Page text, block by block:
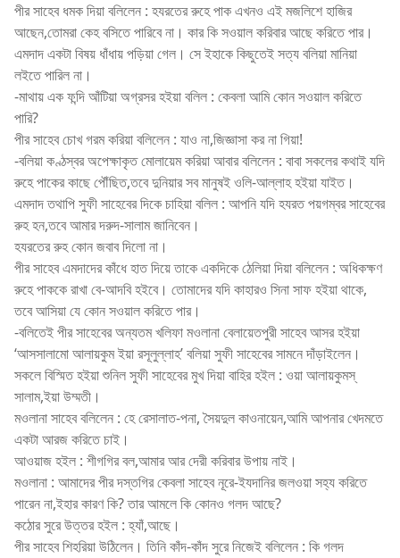
পীর সাহেব ধমক দিয়া বলিলেন : হযরতের রুহে পাক এখনও এই মজলিশে হাজির
আছেন,তোমরা কেহ বসিতে পারিবে না। কার কি সওয়াল করিবার আছে করিতে পার।
এমদাদ একটা বিষয় ধাঁধায় পড়িয়া গেল। সে ইহাকে কিছুতেই সত্য বলিয়া মানিয়া
লইতে পারিল না।
-মাথায় এক ফন্দি আঁটিয়া অগ্রসর হইয়া বলিল : কেবলা আমি কোন সওয়াল করিতে
পারি?
পীর সাহেব চোখ গরম করিয়া বলিলেন : যাও না,জিজ্ঞাসা কর না গিয়া!
-বলিয়া কণ্ঠস্বর অপেক্ষাকৃত মোলায়েম করিয়া আবার বলিলেন : বাবা সকলের কথাই যদি
রুহে পাকের কাছে পৌঁছিত,তবে দুনিয়ার সব মানুষই ওলি-আল্লাহ হইয়া যাইত।
এমদাদ তথাপি সুফী সাহেবের দিকে চাহিয়া বলিল : আপনি যদি হযরত পয়গম্বর সাহেবের
রুহ হন,তবে আমার দরুদ-সালাম জানিবেন।
হযরতের রুহ কোন জবাব দিলো না।
পীর সাহেব এমদাদের কাঁধে হাত দিয়ে তাকে একদিকে ঠেলিয়া দিয়া বলিলেন : অধিকক্ষণ
রুহে পাককে রাখা বে-আদবি হইবে। তোমাদের যদি কাহারও সিনা সাফ হইয়া থাকে,
তবে আসিয়া যে কোন সওয়াল করিতে পার।
-বলিতেই পীর সাহেবের অন্যতম খলিফা মওলানা বেলায়েতপুরী সাহেব আসর হইয়া
‘আসসালামো আলায়কুম ইয়া রসূলুল্লাহ’ বলিয়া সুফী সাহেবের সামনে দাঁড়াইলেন।
সকলে বিস্মিত হইয়া শুনিল সুফী সাহেবের মুখ দিয়া বাহির হইল : ওয়া আলায়কুমস্
সালাম,ইয়া উম্মতী।
মওলানা সাহেব বলিলেন : হে রেসালাত-পনা, সৈয়দুল কাওনায়েন,আমি আপনার খেদমতে
একটা আরজ করিতে চাই।
আওয়াজ হইল : শীগগির বল,আমার আর দেরী করিবার উপায় নাই।
মওলানা : আমাদের পীর দস্তগির কেবলা সাহেব নূরে-ইযদানির জলওয়া সহ্য করিতে
পারেন না,ইহার কারণ কি? তার আমলে কি কোনও গলদ আছে?
কঠোর সুরে উত্তর হইল : হ্যাঁ,আছে।
পীর সাহেব শিহরিয়া উঠিলেন। তিনি কাঁদ-কাঁদ সুরে নিজেই বলিলেন : কি গলদ